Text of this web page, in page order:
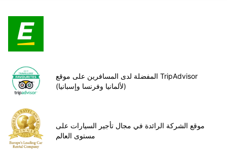
المفضلة لدى المسافرين على موقع TripAdvisor
(لألمانيا وفرنسا وإسبانيا)
موقع الشركة الرائدة في مجال تأجير السيارات على
مستوى العالم